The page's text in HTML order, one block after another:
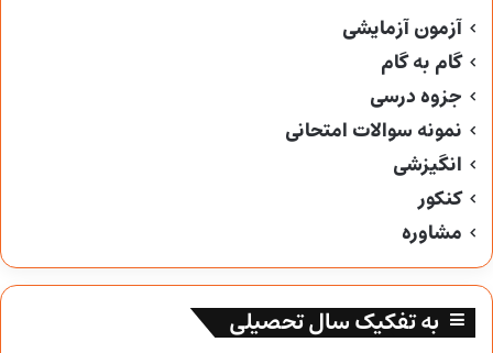
آزمون آزمایشی
گام به گام
جزوه درسی
نمونه سوالات امتحانی
انگیزشی
کنکور
مشاوره
به تفکیک سال تحصیلی